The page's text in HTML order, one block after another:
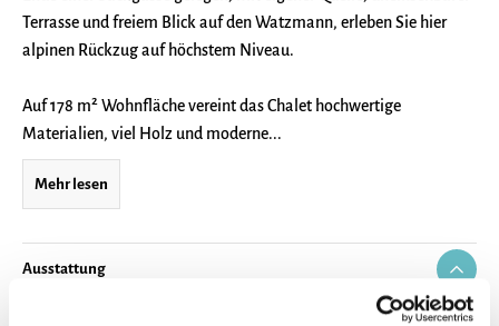
Terrasse und freiem Blick auf den Watzmann, erleben Sie hier
alpinen Rückzug auf höchstem Niveau.
Auf 178 m² Wohnfläche vereint das Chalet hochwertige
Materialien, viel Holz und moderne...
Mehr lesen
Ausstattung